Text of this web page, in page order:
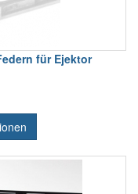
für Ejektor